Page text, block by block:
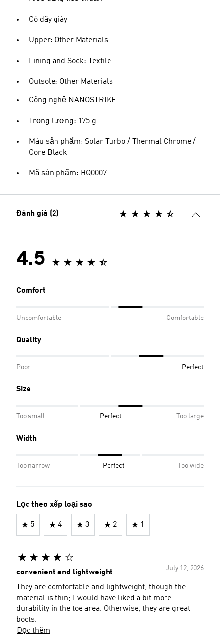
Có dây giày
Upper: Other Materials
Lining and Sock: Textile
Outsole: Other Materials
Công nghệ NANOSTRIKE
Trọng lượng: 175 g
Màu sản phẩm: Solar Turbo / Thermal Chrome /
Core Black
Mã sản phẩm: HQ0007
Đánh giá (2)
4.5
Comfort
Uncomfortable Comfortable
Quality
Poor Perfect
Size
Too small Perfect Too large
Width
Too narrow Perfect Too wide
Lọc theo xếp loại sao
5 4 3 2 1
July 12, 2026
convenient and lightweight
They are comfortable and lightweight, though the
material is thin; I would have liked a bit more
durability in the toe area. Otherwise, they are great
boots.
Đọc thêm